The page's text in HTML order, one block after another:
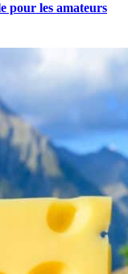
pour les amateurs